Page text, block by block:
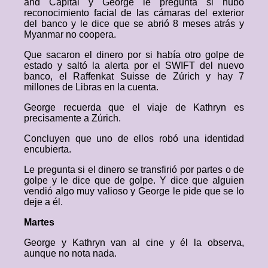
and Capital y George le pregunta si hubo
reconocimiento facial de las cámaras del exterior
del banco y le dice que se abrió 8 meses atrás y
Myanmar no coopera.
Que sacaron el dinero por si había otro golpe de
estado y saltó la alerta por el SWIFT del nuevo
banco, el Raffenkat Suisse de Zúrich y hay 7
millones de Libras en la cuenta.
George recuerda que el viaje de Kathryn es
precisamente a Zúrich.
Concluyen que uno de ellos robó una identidad
encubierta.
Le pregunta si el dinero se transfirió por partes o de
golpe y le dice que de golpe. Y dice que alguien
vendió algo muy valioso y George le pide que se lo
deje a él.
Martes
George y Kathryn van al cine y él la observa,
aunque no nota nada.